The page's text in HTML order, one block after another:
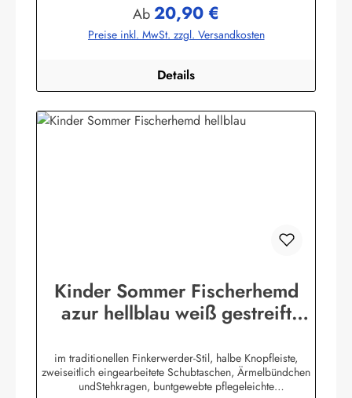
Wittmundinfo@modas-bekleidung.de
Regulärer Preis:
Ab20,90 €
Preise inkl. MwSt. zzgl. Versandkosten
Details
Kinder Sommer Fischerhemd
azur hellblau weiß gestreift
im traditionellen Finkerwerder-Stil, halbe Knopfleiste,
zweiseitlich eingearbeitete Schubtaschen, Ärmelbündchen
undStehkragen, buntgewebte pflegeleichte